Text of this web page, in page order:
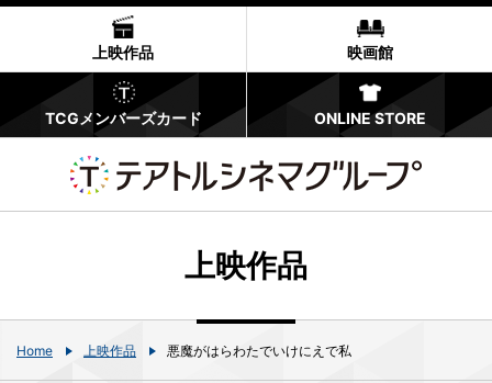
上映作品 映画館
TCGメンバーズカード ONLINE STORE
上映作品
Home 上映作品 悪魔がはらわたでいけにえで私